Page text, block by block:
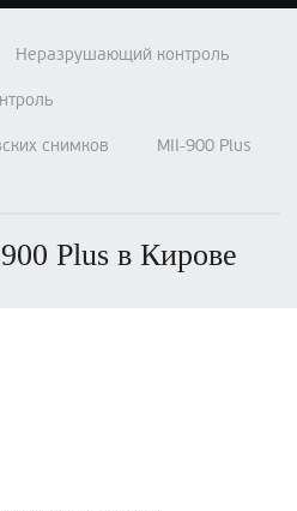
Неразрушающий контроль
снимков MII-900 Plus
Plus в Кирове